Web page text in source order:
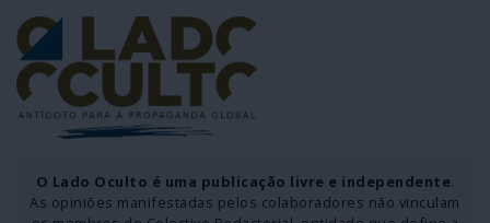
O Lado Oculto é uma publicação livre e independente.
As opiniões manifestadas pelos colaboradores não vinculam